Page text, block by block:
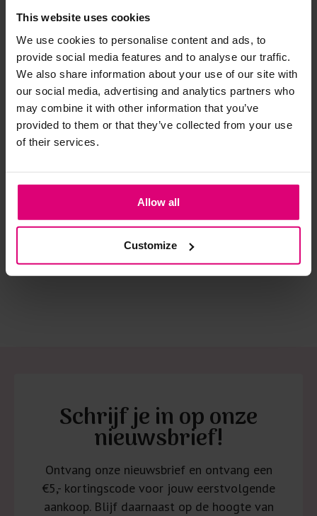
This website uses cookies
We use cookies to personalise content and ads, to
provide social media features and to analyse our traffic.
We also share information about your use of our site with
our social media, advertising and analytics partners who
may combine it with other information that you’ve
provided to them or that they’ve collected from your use
of their services.
Allow all
Customize
Strijkijzer/droogtrommel:
Kledingstukken met elastine zijn niet bestand tegen de hitte
van het strijkijzer en/of de droogtrommel. Ook in veel
spijkerbroeken is elastine (stretch) verwerkt en mogen dus
niet gestreken worden en/of in de droogtrommel.
Twijfels? Wij staan klaar voor advies op maat.
€ 89,95
Schrijf je in op onze
nieuwsbrief!
Ontvang onze nieuwsbrief en ontvang een
€5,- kortingscode voor jouw eerstvolgende
aankoop. Blijf daarnaast op de hoogte van